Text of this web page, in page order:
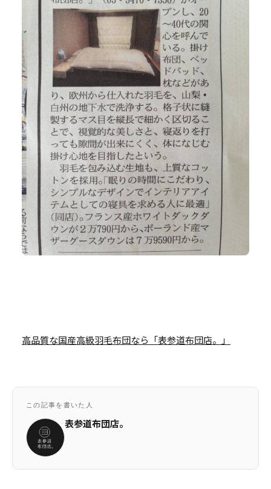
高品質な国産高級羽毛布団なら「表参道布団店。」
この記事を書いた人
表参道布団店。